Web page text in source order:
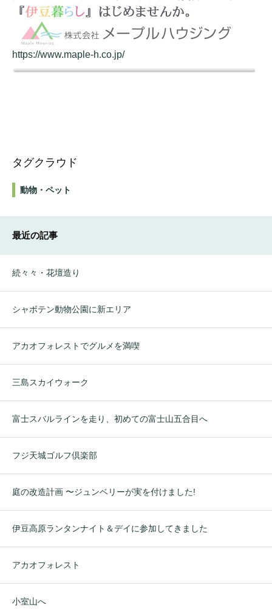
https://www.maple-h.co.jp/
タグクラウド
動物・ペット
最近の記事
続々々・花壇造り
シャボテン動物公園に新エリア
アカオフォレストでグルメを満喫
三島スカイウォーク
富士スバルラインを走り、初めての富士山五合目へ
フジ天城ゴルフ倶楽部
庭の改造計画 〜ジュンベリーが実を付けました!
伊豆高原ランタンナイト＆デイに参加してきました
アカオフォレスト
小室山へ